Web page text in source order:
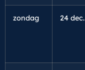
zondag 24 dec.